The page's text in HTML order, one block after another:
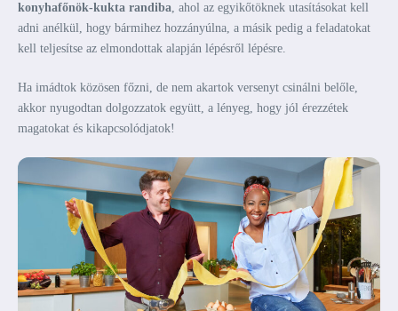
konyhafőnök-kukta randiba, ahol az egyikőtöknek utasításokat kell
adni anélkül, hogy bármihez hozzányúlna, a másik pedig a feladatokat
kell teljesítse az elmondottak alapján lépésről lépésre.
Ha imádtok közösen főzni, de nem akartok versenyt csinálni belőle,
akkor nyugodtan dolgozzatok együtt, a lényeg, hogy jól érezzétek
magatokat és kikapcsolódjatok!